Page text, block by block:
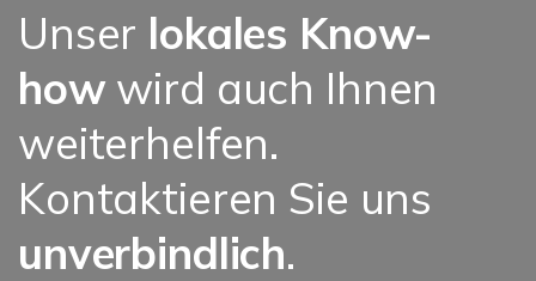
Unser lokales Know-
howwird auch Ihnen
weiterhelfen.
Kontaktieren Sie uns
unverbindlich.